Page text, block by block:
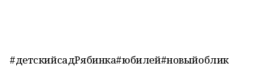
#детскийсадРябинка#юбилей#новыйоблик